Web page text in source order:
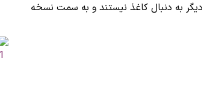
به دنبال کاغذ نیستند و به سمت نسخه